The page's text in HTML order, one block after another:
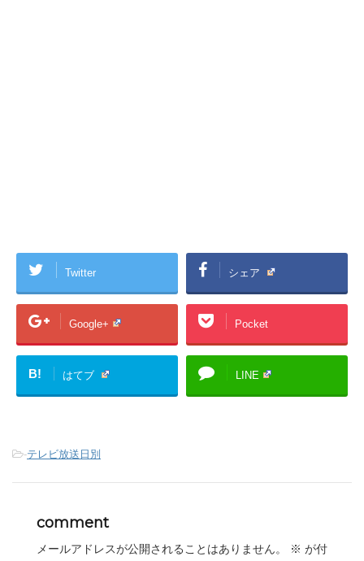
Twitter シェア
Google+ Pocket
B! はてブ LINE
-テレビ放送日別
comment
メールアドレスが公開されることはありません。 ※ が付